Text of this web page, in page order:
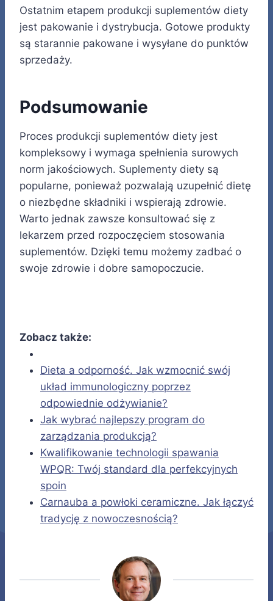
Ostatnim etapem produkcji suplementów diety
jest pakowanie i dystrybucja. Gotowe produkty
są starannie pakowane i wysyłane do punktów
sprzedaży.
Podsumowanie
Proces produkcji suplementów diety jest
kompleksowy i wymaga spełnienia surowych
norm jakościowych. Suplementy diety są
popularne, ponieważ pozwalają uzupełnić dietę
o niezbędne składniki i wspierają zdrowie.
Warto jednak zawsze konsultować się z
lekarzem przed rozpoczęciem stosowania
suplementów. Dzięki temu możemy zadbać o
swoje zdrowie i dobre samopoczucie.
Zobacz także:
Dieta a odporność. Jak wzmocnić swój
układ immunologiczny poprzez
odpowiednie odżywianie?
Jak wybrać najlepszy program do
zarządzania produkcją?
Kwalifikowanie technologii spawania
WPQR: Twój standard dla perfekcyjnych
spoin
Carnauba a powłoki ceramiczne. Jak łączyć
tradycję z nowoczesnością?